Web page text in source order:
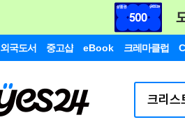
외국도서 중고샵 eBook 크레마클럽